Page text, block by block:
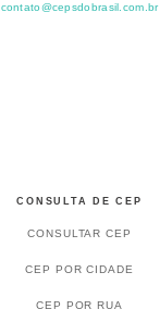
contato@cepsdobrasil.com.br
CONSULTA DE CEP
CONSULTAR CEP
CEP POR CIDADE
CEP POR RUA